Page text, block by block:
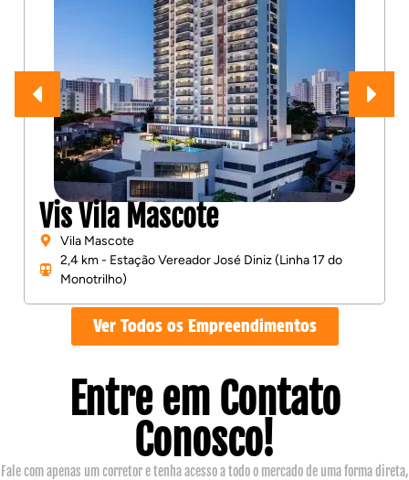
Vis Vila Mascote
Vila Mascote
2,4 km - Estação Vereador José Diniz (Linha 17 do
Monotrilho)
Ver Todos os Empreendimentos
Entre em Contato
Conosco!
Fale com apenas um corretor e tenha acesso a todo o mercado de uma forma direta,